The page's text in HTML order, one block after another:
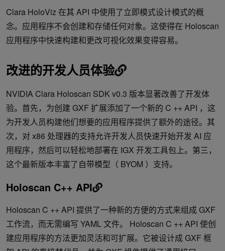
Clara HoloViz 在其 API 中使用了立即模式设计模式的概
念。应用程序不会创建和存储任何对象。这使得在 Holoscan
应用程序中快速构建和更改可视化效果变得容易。
改进的开发人员体验
NVIDIA Clara Holoscan SDK v0.3 版本显著改善了开发体
验。首先，为创建 GXF 扩展添加了一个新的 C ++ API ，这
为开发人员构建他们想要的应用程序提供了额外的途径。其
次，对 x86 处理器的支持允许开发人员快速开始开发 AI 应
用程序，然后可以轻松地部署在 IGX 开发工具包上。第三，
这个最新版本丰富了自带模型（ BYOM ）支持。
Holoscan C++ API
Holoscan C ++ API 提供了一种新的方便的方式来组成 GXF
工作流，而无需编写 YAML 文件。 Holoscan C ++ API 使创
建应用程序的方法更加灵活和可扩展。它被设计成 GXF 框